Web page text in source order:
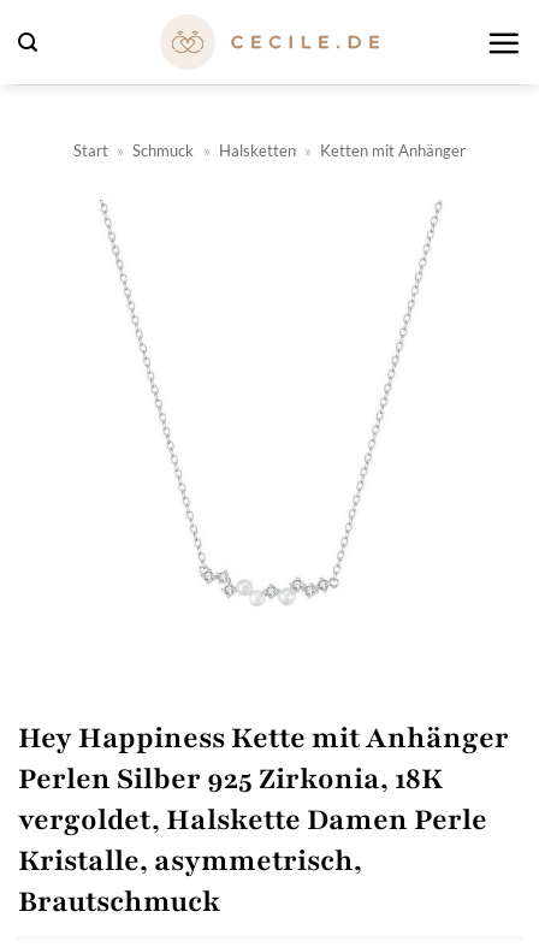
Inhalt
springen
Start » Schmuck » Halsketten » Ketten mit Anhänger
Hey Happiness Kette mit Anhänger
Perlen Silber 925 Zirkonia, 18K
vergoldet, Halskette Damen Perle
Kristalle, asymmetrisch,
Brautschmuck